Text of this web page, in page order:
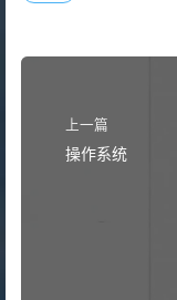
上一篇
操作系统